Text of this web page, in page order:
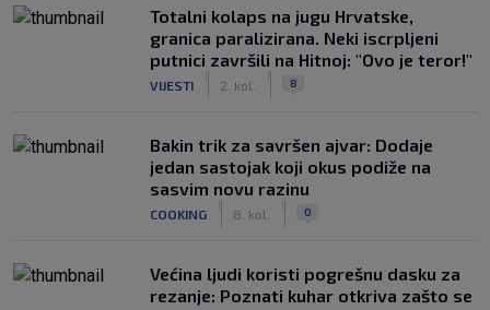
Totalni kolaps na jugu Hrvatske,
granica paralizirana. Neki iscrpljeni
putnici završili na Hitnoj: "Ovo je teror!"
VIJESTI 2. kol. 8
Bakin trik za savršen ajvar: Dodaje
jedan sastojak koji okus podiže na
sasvim novu razinu
COOKING 8. kol. 0
Većina ljudi koristi pogrešnu dasku za
rezanje: Poznati kuhar otkriva zašto se